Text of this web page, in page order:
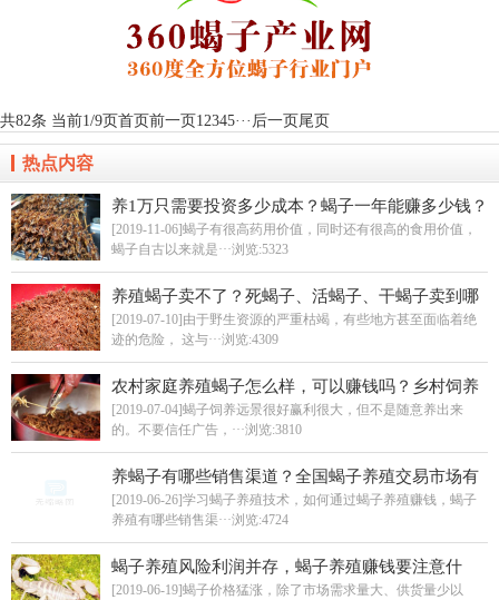
共82条 当前1/9页首页前一页12345··· 后一页尾页
热点内容
养1万只需要投资多少成本？蝎子一年能赚多少钱？
[2019-11-06]蝎子有很高药用价值，同时还有很高的食用价值，
蝎子自古以来就是···浏览:5323
养殖蝎子卖不了？死蝎子、活蝎子、干蝎子卖到哪
里？
[2019-07-10]由于野生资源的严重枯竭，有些地方甚至面临着绝
迹的危险， 这与···浏览:4309
农村家庭养殖蝎子怎么样，可以赚钱吗？乡村饲养
蝎子有什么优势？
[2019-07-04]蝎子饲养远景很好赢利很大，但不是随意养出来
的。不要信任广告，···浏览:3810
养蝎子有哪些销售渠道？全国蝎子养殖交易市场有
哪些？
[2019-06-26]学习蝎子养殖技术，如何通过蝎子养殖赚钱，蝎子
养殖有哪些销售渠···浏览:4724
蝎子养殖风险利润并存，蝎子养殖赚钱要注意什
么？
[2019-06-19]蝎子价格猛涨，除了市场需求量大、供货量少以